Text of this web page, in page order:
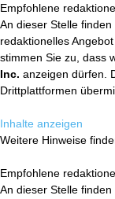
Empfohlene
An dieser Stelle
redaktionelles
stimmen Sie zu, dass
Inc. anzeigen dürfen.
Drittplattformen
Inhalte anzeigen
Weitere Hinweise
Empfohlene
An dieser Stelle